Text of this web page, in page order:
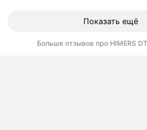
Показать ещё
Больше отзывов про HIMERS